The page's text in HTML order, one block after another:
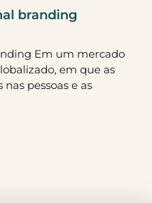
branding
Em um mercado
em que as
pessoas e as